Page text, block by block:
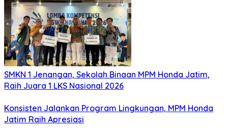
SMKN 1 Jenangan, Sekolah Binaan MPM Honda Jatim,
Raih Juara 1 LKS Nasional 2026
Konsisten Jalankan Program Lingkungan, MPM Honda
Jatim Raih Apresiasi